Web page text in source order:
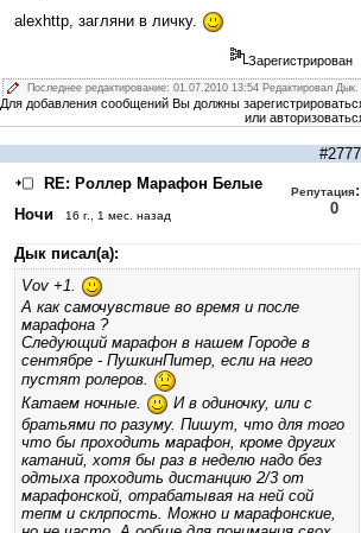
alexhttp, загляни в личку.
Зарегистрирован
Последнее редактирование: 01.07.2010 13:54 Редактировал Дык.
Для добавления сообщений Вы должны
или
#2777
RE: Роллер Марафон Белые
Ночи
16 г., 1 мес. назад
Репутация:
0
Дык писал(а):
Vov +1.
А как самочувствие во время и после
марафона ?
Следующий марафон в нашем Городе в
сентябре - ПушкинПитер, если на него
пустят ролеров.
Катаем ночные.
И в одиночку, или с
братьями по разуму. Пишут, что для того
что бы проходить марафон, кроме других
катаний, хотя бы раз в неделю надо без
одтыха проходить дистанцию 2/3 от
марафонской, отрабатывая на ней сой
тепм и склрпость. Можно и марафонские,